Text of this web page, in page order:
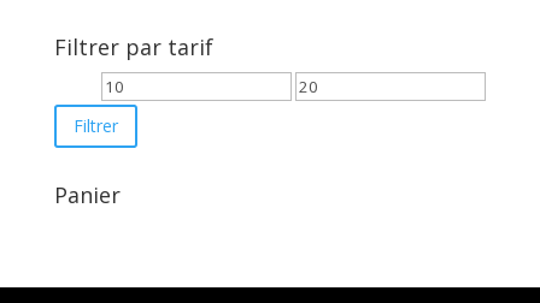
Filtrer par tarif
Prix
min
Prix
Filtrer
Panier